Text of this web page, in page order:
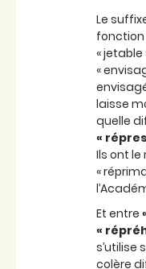
Le
fonction
« jetable
«
laisse
quelle
«
Ils ont
«
Et entre
«
s’utilise
colère